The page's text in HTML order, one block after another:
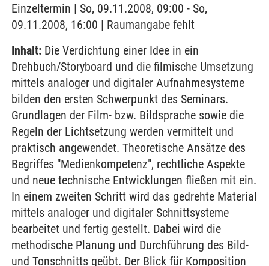
Einzeltermin | So, 09.11.2008, 09:00 - So,
09.11.2008, 16:00 | Raumangabe fehlt
Inhalt: Die Verdichtung einer Idee in ein
Drehbuch/Storyboard und die filmische Umsetzung
mittels analoger und digitaler Aufnahmesysteme
bilden den ersten Schwerpunkt des Seminars.
Grundlagen der Film- bzw. Bildsprache sowie die
Regeln der Lichtsetzung werden vermittelt und
praktisch angewendet. Theoretische Ansätze des
Begriffes "Medienkompetenz", rechtliche Aspekte
und neue technische Entwicklungen fließen mit ein.
In einem zweiten Schritt wird das gedrehte Material
mittels analoger und digitaler Schnittsysteme
bearbeitet und fertig gestellt. Dabei wird die
methodische Planung und Durchführung des Bild-
und Tonschnitts geübt. Der Blick für Komposition